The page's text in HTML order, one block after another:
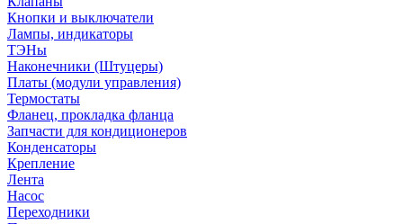
Кнопки и выключатели
Лампы, индикаторы
ТЭНы
Наконечники (Штуцеры)
Платы (модули управления)
Термостаты
Фланец, прокладка фланца
Запчасти для кондиционеров
Конденсаторы
Крепление
Лента
Насос
Переходники